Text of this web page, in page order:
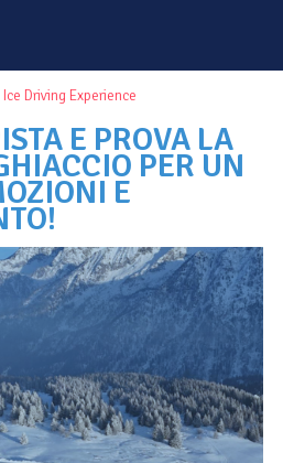
Ice Driving Experience
E PROVA LA
PER UN
E